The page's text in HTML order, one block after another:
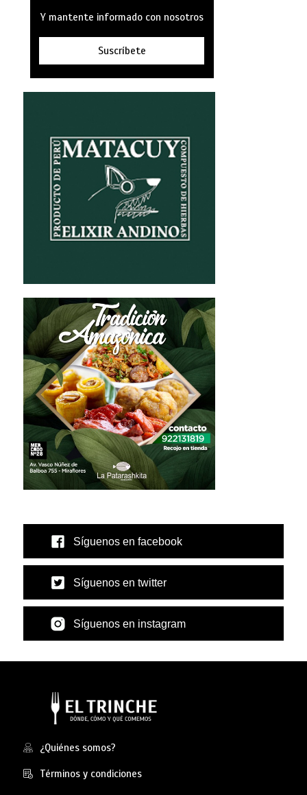
Y mantente informado con nosotros
Suscríbete
Síguenos en facebook
Síguenos en twitter
Síguenos en instagram
¿Quiénes somos?
Términos y condiciones